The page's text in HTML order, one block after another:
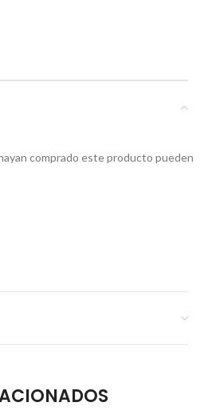
comprado este producto pueden